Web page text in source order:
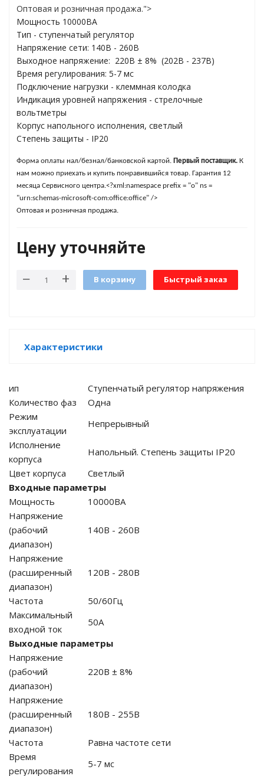
для
промышленности
от грозовых
ИБП
для газовых и
отопления
питания
котла
и среднего офиса
и продвинутых
защита)
и
Оптовая и розничная продажа.">
Мощность 10000ВА
Тип - ступенчатый регулятор
Напряжение сети: 140В - 260В
Выходное напряжение: 220В ± 8% (202В - 237В)
Время регулирования: 5-7 мс
Подключение нагрузки - клеммная колодка
Индикация уровней напряжения - стрелочные
вольтметры
Корпус напольного исполнения, светлый
Cтепень защиты - IP20
Форма оплаты нал/безнал/банковской картой. Первый поставщик. К
нам можно приехать и купить понравившийся товар. Гарантия 12
месяца Сервисного центра.<?xml:namespace prefix = "o" ns =
"urn:schemas-microsoft-com:office:office" />
Оптовая и розничная продажа.
Цену уточняйте
В корзину Быстрый заказ
Характеристики
ип
Ступенчатый регулятор напряжения
Количество фаз
Одна
Режим
эксплуатации
Непрерывный
Исполнение
корпуса
Напольный. Степень защиты IP20
Цвет корпуса
Светлый
Входные параметры
Мощность
10000ВА
Напряжение
(рабочий
диапазон)
140В - 260В
Напряжение
(расширенный
диапазон)
120В - 280В
Частота
50/60Гц
Максимальный
входной ток
50А
Выходные параметры
Напряжение
(рабочий
диапазон)
220В ± 8%
Напряжение
(расширенный
диапазон)
180В - 255В
Частота
Равна частоте сети
Время
регулирования
5-7 мс